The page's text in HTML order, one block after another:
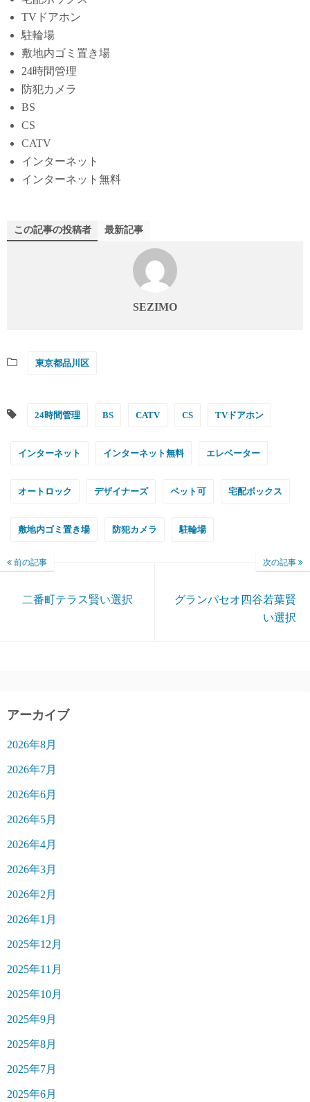
TVドアホン
駐輪場
敷地内ゴミ置き場
24時間管理
防犯カメラ
BS
CS
CATV
インターネット
インターネット無料
この記事の投稿者 最新記事
SEZIMO
東京都品川区
24時間管理 BS CATV CS TVドアホン
インターネット インターネット無料 エレベーター
オートロック デザイナーズ ペット可 宅配ボックス
敷地内ゴミ置き場 防犯カメラ 駐輪場
前の記事
二番町テラス賢い選択
次の記事
グランパセオ四谷若葉賢
い選択
アーカイブ
2026年8月
2026年7月
2026年6月
2026年5月
2026年4月
2026年3月
2026年2月
2026年1月
2025年12月
2025年11月
2025年10月
2025年9月
2025年8月
2025年7月
2025年6月